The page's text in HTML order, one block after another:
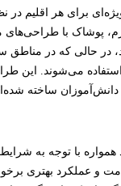
برای هر اقلیم
پوشاک با طراحی‌های
در حالی که در مناطق
می‌شوند. این
ساخته
با توجه به شرایط
و عملکرد بهتری